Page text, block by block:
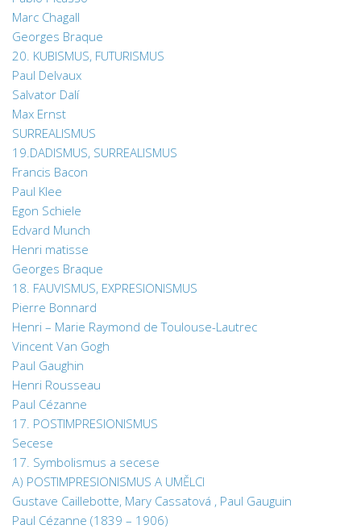
Marc Chagall
Georges Braque
20. KUBISMUS, FUTURISMUS
Paul Delvaux
Salvator Dalí
Max Ernst
SURREALISMUS
19.DADISMUS, SURREALISMUS
Francis Bacon
Paul Klee
Egon Schiele
Edvard Munch
Henri matisse
Georges Braque
18. FAUVISMUS, EXPRESIONISMUS
Pierre Bonnard
Henri – Marie Raymond de Toulouse-Lautrec
Vincent Van Gogh
Paul Gaughin
Henri Rousseau
Paul Cézanne
17. POSTIMPRESIONISMUS
Secese
17. Symbolismus a secese
A) POSTIMPRESIONISMUS A UMĚLCI
Gustave Caillebotte, Mary Cassatová , Paul Gauguin
Paul Cézanne (1839 – 1906)